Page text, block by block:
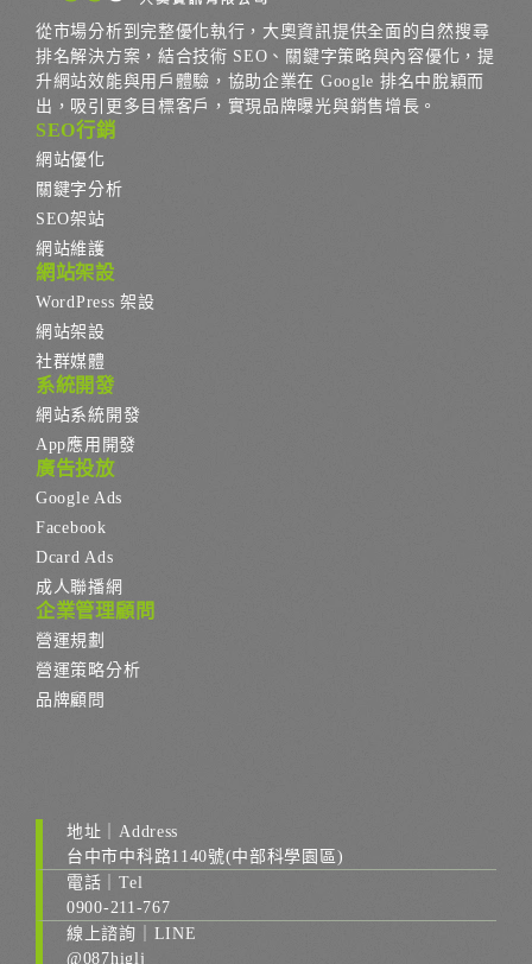
從市場分析到完整優化執行，大奧資訊提供全面的自然搜尋
排名解決方案，結合技術 SEO、關鍵字策略與內容優化，提
升網站效能與用戶體驗，協助企業在 Google 排名中脫穎而
出，吸引更多目標客戶，實現品牌曝光與銷售增長。
SEO行銷
網站優化
關鍵字分析
SEO架站
網站維護
網站架設
WordPress 架設
網站架設
社群媒體
系統開發
網站系統開發
App應用開發
廣告投放
Google Ads
Facebook
Dcard Ads
成人聯播網
企業管理顧問
營運規劃
營運策略分析
品牌顧問
地址｜Address
台中市中科路1140號(中部科學園區)
電話｜Tel
0900-211-767
線上諮詢｜LINE
@087higlj